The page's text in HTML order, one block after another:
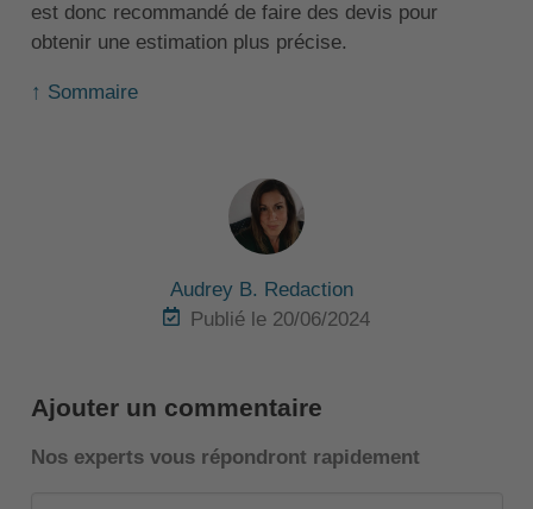
est donc recommandé de faire des devis pour
obtenir une estimation plus précise.
↑ Sommaire
Audrey B. Redaction
Publié le 20/06/2024
Ajouter un commentaire
Nos experts vous répondront rapidement